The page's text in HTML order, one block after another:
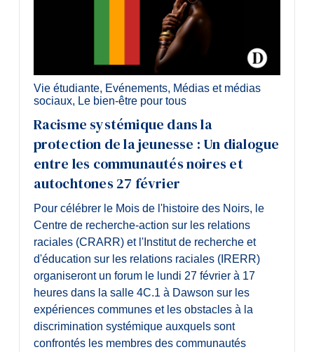
Vie étudiante, Evénements, Médias et médias
sociaux, Le bien-être pour tous
Racisme systémique dans la
protection de la jeunesse : Un dialogue
entre les communautés noires et
autochtones 27 février
Pour célébrer le Mois de l'histoire des Noirs, le
Centre de recherche-action sur les relations
raciales (CRARR) et l'Institut de recherche et
d'éducation sur les relations raciales (IRERR)
organiseront un forum le lundi 27 février à 17
heures dans la salle 4C.1 à Dawson sur les
expériences communes et les obstacles à la
discrimination systémique auxquels sont
confrontés les membres des communautés